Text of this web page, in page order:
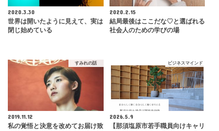
2020.3.30
世界は開いたように見えて、実は
閉じ始めている
2020.2.15
結局最後はここだな♡と選ばれる
社会人のための学びの場
すみれの話
2019.11.12
私の覚悟と決意を改めてお届け致
ビジネスマインド
2026.5.9
【那須塩原市若手職員向けキャリ